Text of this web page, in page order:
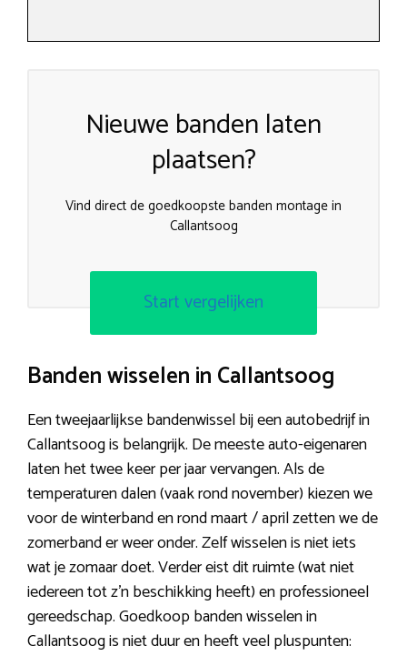
Nieuwe banden laten
plaatsen?
Vind direct de goedkoopste banden montage in
Callantsoog
Start vergelijken
Banden wisselen in Callantsoog
Een tweejaarlijkse bandenwissel bij een autobedrijf in
Callantsoog is belangrijk. De meeste auto-eigenaren
laten het twee keer per jaar vervangen. Als de
temperaturen dalen (vaak rond november) kiezen we
voor de winterband en rond maart / april zetten we de
zomerband er weer onder. Zelf wisselen is niet iets
wat je zomaar doet. Verder eist dit ruimte (wat niet
iedereen tot z’n beschikking heeft) en professioneel
gereedschap. Goedkoop banden wisselen in
Callantsoog is niet duur en heeft veel pluspunten: